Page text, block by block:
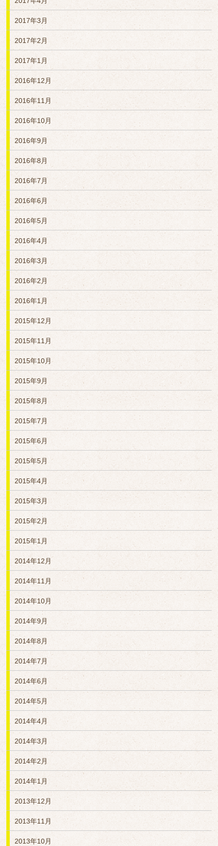
2017年3月
2017年2月
2017年1月
2016年12月
2016年11月
2016年10月
2016年9月
2016年8月
2016年7月
2016年6月
2016年5月
2016年4月
2016年3月
2016年2月
2016年1月
2015年12月
2015年11月
2015年10月
2015年9月
2015年8月
2015年7月
2015年6月
2015年5月
2015年4月
2015年3月
2015年2月
2015年1月
2014年12月
2014年11月
2014年10月
2014年9月
2014年8月
2014年7月
2014年6月
2014年5月
2014年4月
2014年3月
2014年2月
2014年1月
2013年12月
2013年11月
2013年10月